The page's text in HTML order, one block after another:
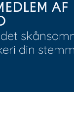
af
din